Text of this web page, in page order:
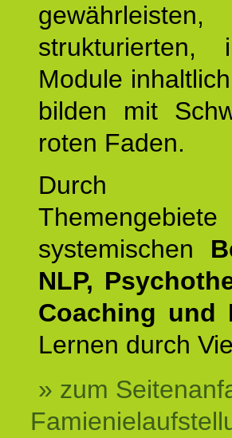
Module
bilden mit
roten Faden.
Durch
systemischen
NLP,
Coaching und
Lernen durch
» zum